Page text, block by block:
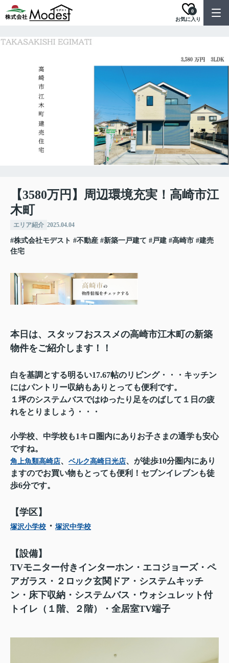
お気に入り
0
【3580万円】周辺環境充実！高崎市江
木町
エリア紹介 2025.04.04
#株式会社モデスト #不動産 #新築一戸建て #戸建 #高崎市 #建売
住宅
本日は、スタッフおススメの高崎市江木町の新築
物件をご紹介します！！
白を基調とする明るい17.67帖のリビング・・・キッチン
にはパントリー収納もありとっても便利です。
１坪のシステムバスではゆったり足をのばして１日の疲
れをとりましょう・・・
小学校、中学校も1キロ圏内にありお子さまの通学も安心
ですね。
角上魚類高崎店、 ベルク高崎日光店、が徒歩10分圏内にあり
ますのでお買い物もとっても便利！セブンイレブンも徒
歩6分です。
【学区】
塚沢小学校 ・ 塚沢中学校
【設備】
TVモニター付きインターホン・エコジョーズ・ペ
アガラス・２ロック玄関ドア・システムキッチ
ン・床下収納・システムバス・ウォシュレット付
トイレ（１階、２階）・全居室TV端子